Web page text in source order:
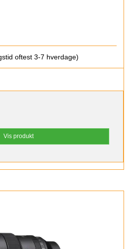
oftest 3-7 hverdage)
Vis produkt